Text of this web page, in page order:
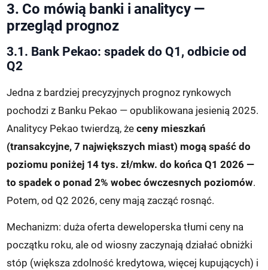
3. Co mówią banki i analitycy —
przegląd prognoz
3.1. Bank Pekao: spadek do Q1, odbicie od
Q2
Jedna z bardziej precyzyjnych prognoz rynkowych
pochodzi z Banku Pekao — opublikowana jesienią 2025.
Analitycy Pekao twierdzą, żeceny mieszkań
(transakcyjne, 7 największych miast) mogą spaść do
poziomu poniżej 14 tys. zł/mkw. do końca Q1 2026 —
to spadek o ponad 2% wobec ówczesnych poziomów.
Potem, od Q2 2026, ceny mają zacząć rosnąć.
Mechanizm: duża oferta deweloperska tłumi ceny na
początku roku, ale od wiosny zaczynają działać obniżki
stóp (większa zdolność kredytowa, więcej kupujących) i